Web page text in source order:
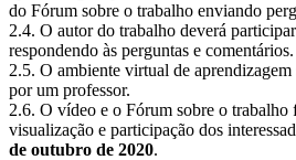
do Fórum sobre o trabalho enviando
2.4. O autor do trabalho deverá
respondendo às perguntas e comentários.
2.5. O ambiente virtual de
por um professor.
2.6. O vídeo e o Fórum sobre o trabalho
visualização e participação dos
de outubro de 2020.